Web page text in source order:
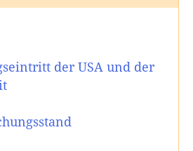
der USA und der